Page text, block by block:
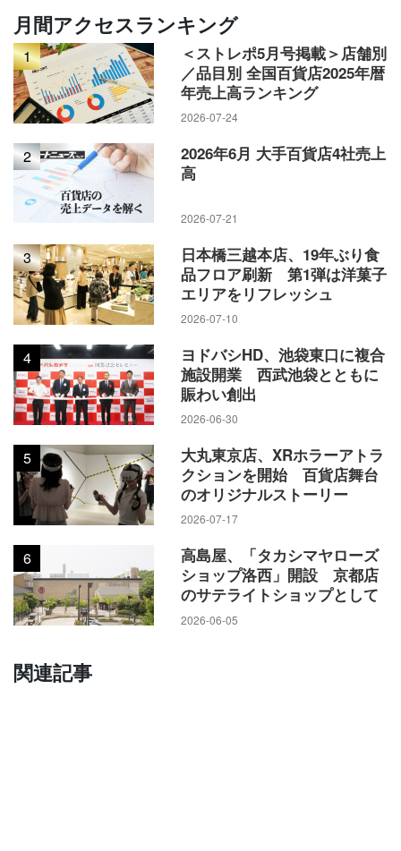
月間アクセスランキング
1
＜ストレポ5月号掲載＞店舗別
／品目別 全国百貨店2025年暦
年売上高ランキング
2026-07-24
2
2026年6月 大手百貨店4社売上
高
2026-07-21
3
日本橋三越本店、19年ぶり食
品フロア刷新 第1弾は洋菓子
エリアをリフレッシュ
2026-07-10
4
ヨドバシHD、池袋東口に複合
施設開業 西武池袋とともに
賑わい創出
2026-06-30
5
大丸東京店、XRホラーアトラ
クションを開始 百貨店舞台
のオリジナルストーリー
2026-07-17
6
高島屋、「タカシマヤローズ
ショップ洛西」開設 京都店
のサテライトショップとして
2026-06-05
関連記事